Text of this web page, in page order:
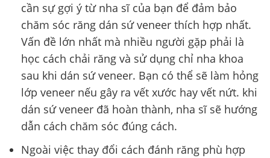
cần sự gợi ý từ nha sĩ của bạn để đảm bảo
chăm sóc răng dán sứ veneer thích hợp nhất.
Vấn đề lớn nhất mà nhiều người gặp phải là
học cách chải răng và sử dụng chỉ nha khoa
sau khi dán sứ veneer. Bạn có thể sẽ làm hỏng
lớp veneer nếu gây ra vết xước hay vết nứt. khi
dán sứ veneer đã hoàn thành, nha sĩ sẽ hướng
dẫn cách chăm sóc đúng cách.
Ngoài việc thay đổi cách đánh răng phù hợp